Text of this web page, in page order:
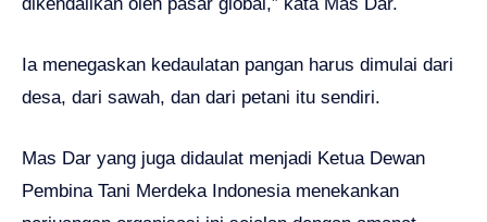
Ia menegaskan kedaulatan pangan harus dimulai dari
desa, dari sawah, dan dari petani itu sendiri.
Mas Dar yang juga didaulat menjadi Ketua Dewan
Pembina Tani Merdeka Indonesia menekankan